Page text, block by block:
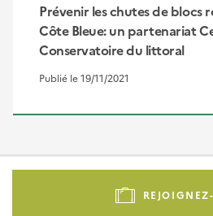
Prévenir les chutes de blocs
Côte Bleue: un partenariat
Conservatoire du littoral
Publié le 19/11/2021
Pied